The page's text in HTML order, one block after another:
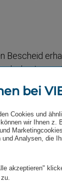
Bescheid
der
in
dagegen
Gerichtshof
bei
Cookies und
wir Ihnen z.
und Analysen, die
akzeptieren"